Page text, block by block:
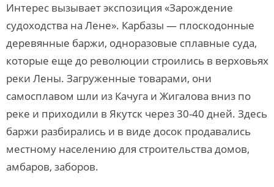
Интерес вызывает экспозиция «Зарождение
судоходства на Лене». Карбазы — плоскодонные
деревянные баржи, одноразовые сплавные суда,
которые еще до революции строились в верховьях
реки Лены. Загруженные товарами, они
самосплавом шли из Качуга и Жигалова вниз по
реке и приходили в Якутск через 30-40 дней. Здесь
баржи разбирались и в виде досок продавались
местному населению для строительства домов,
амбаров, заборов.